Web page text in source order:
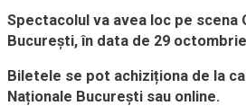
Spectacolul va avea loc pe scena
București, în data de 29
Biletele se pot achiziționa de la
Naționale București sau online.